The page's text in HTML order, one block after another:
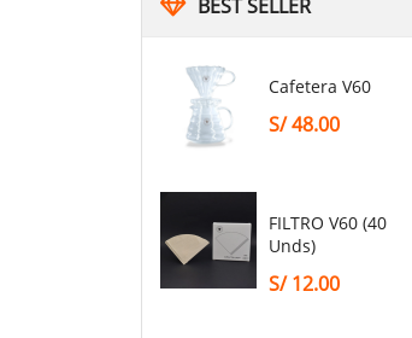
BEST SELLER
Cafetera V60
S/48.00
FILTRO V60 (40
Unds)
S/12.00